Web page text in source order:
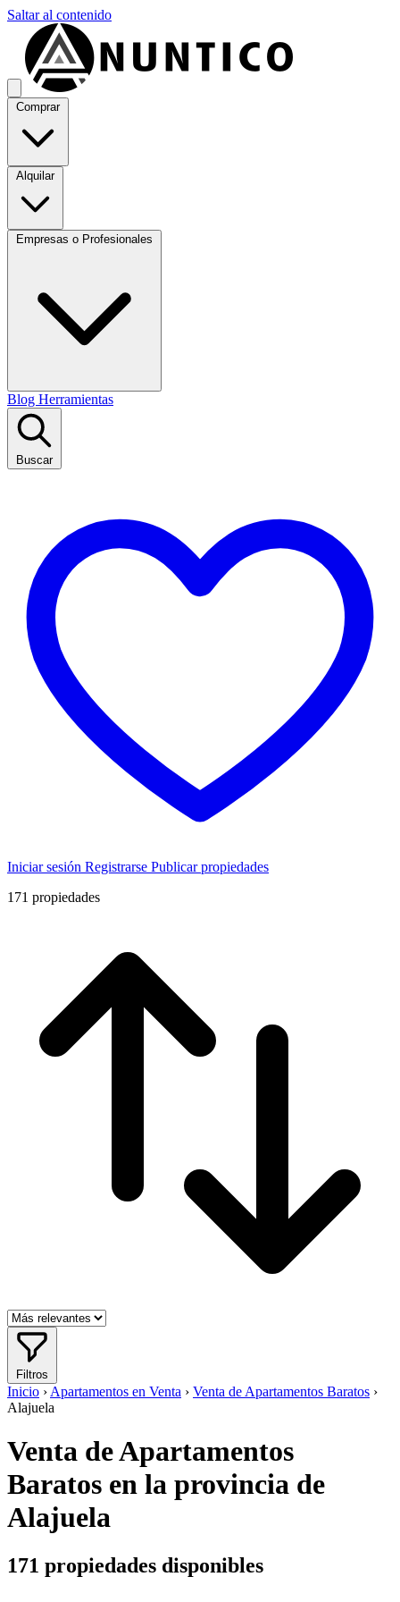
Saltar al contenido
Comprar
Alquilar
Empresas o Profesionales
Blog Herramientas
Buscar
Iniciar sesión Registrarse Publicar propiedades
171 propiedades
Filtros
Inicio › Apartamentos en Venta › Venta de Apartamentos Baratos ›
Alajuela
Venta de Apartamentos
Baratos en la provincia de
Alajuela
171 propiedades disponibles